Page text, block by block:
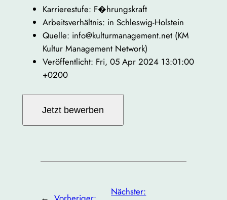
Karrierestufe: F�hrungskraft
Arbeitsverhältnis: in Schleswig-Holstein
Quelle: info@kulturmanagement.net (KM
Kultur Management Network)
Veröffentlicht: Fri, 05 Apr 2024 13:01:00
+0200
Nächster: